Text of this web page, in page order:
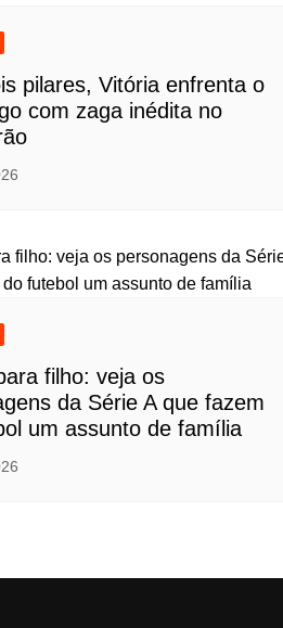
pilares, Vitória enfrenta o
com zaga inédita no
filho: veja os
da Série A que fazem
um assunto de família